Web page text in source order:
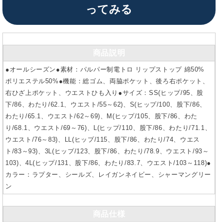
ってみる
●オールシーズン●素材：パルパー制電トロ リップストップ 綿50%
ポリエステル50%●機能：総ゴム、両脇ポケット、後ろ右ポケット、
右ひざ上ポケット、ウエストひも入り●サイズ：SS(ヒップ/95、股
下/86、わたり/62.1、ウエスト/55～62)、S(ヒップ/100、股下/86、
わたり/65.1、ウエスト/62～69)、M(ヒップ/105、股下/86、わた
り/68.1、ウエスト/69～76)、L(ヒップ/110、股下/86、わたり/71.1、
ウエスト/76～83)、LL(ヒップ/115、股下/86、わたり/74、ウエス
ト/83～93)、3L(ヒップ/123、股下/86、わたり/78.9、ウエスト/93～
103)、4L(ヒップ/131、股下/86、わたり/83.7、ウエスト/103～118)●
カラー：ラプター、シールズ、レイガンネイビー、シャーマングリー
ン